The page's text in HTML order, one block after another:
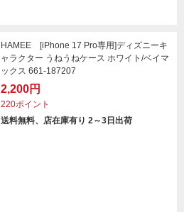
HAMEE [iPhone 17 Pro専用]ディズニーキ
ャラクター うねうねケース ホワイト/ベイマ
ックス 661-187207
2,200円
220ポイント
送料無料、店在庫有り 2～3日出荷